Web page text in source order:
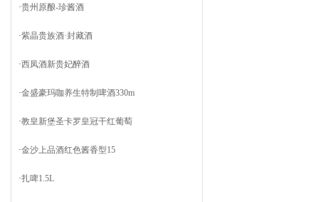
·贵州原酿-珍酱酒
·紫晶贵族酒·封藏酒
·西凤酒新贵妃醉酒
·金盛豪玛咖养生特制啤酒330m
·教皇新堡圣卡罗皇冠干红葡萄
·金沙上品酒红色酱香型15
·扎啤1.5L